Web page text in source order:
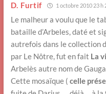
D. Furtif 1 octobre 2010 23 h
Le malheur a voulu que le
bataille d’Arbeles, daté et
autrefois dans le collection
par Le Nôtre, fut en fait La
Arbelès autre nom de
Cette mosaïque ( celle